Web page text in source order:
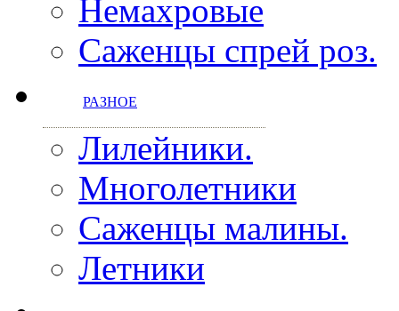
Немахровые
Саженцы спрей роз.
РАЗНОЕ
Лилейники.
Многолетники
Саженцы малины.
Летники